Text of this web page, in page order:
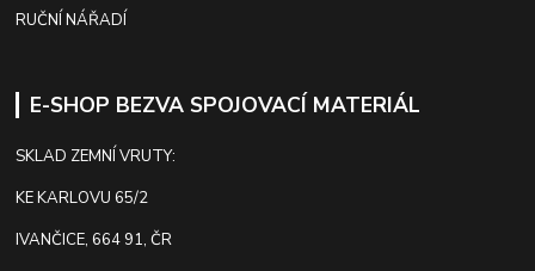
RUČNÍ NÁŘADÍ
E-SHOP BEZVA SPOJOVACÍ MATERIÁL
SKLAD ZEMNÍ VRUTY:
KE KARLOVU 65/2
IVANČICE, 664 91, ČR